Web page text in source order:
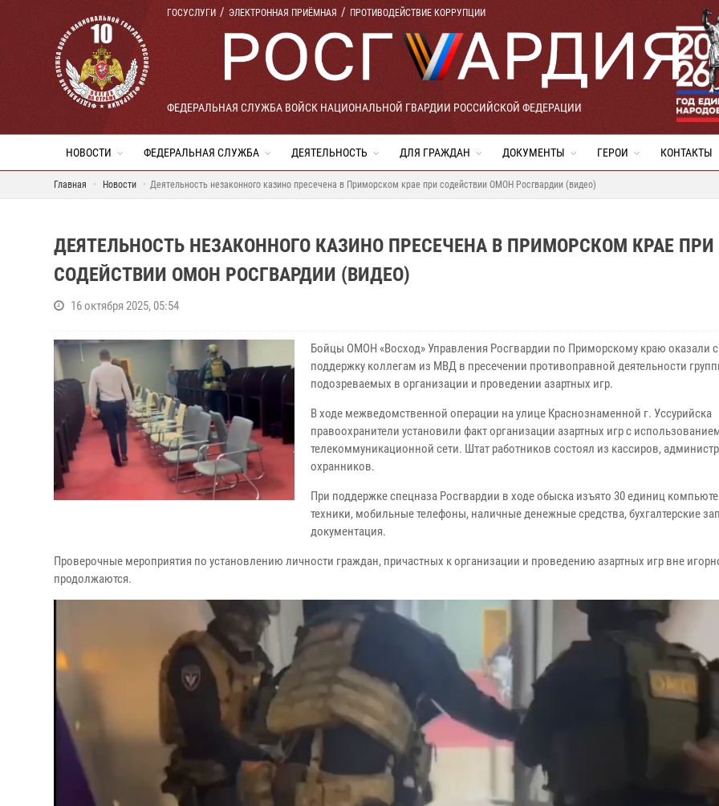
ГОСУСЛУГИ ЭЛЕКТРОННАЯ ПРИЁМНАЯ ПРОТИВОДЕЙСТВИЕ КОРРУПЦИИ
ФЕДЕРАЛЬНАЯ СЛУЖБА ВОЙСК НАЦИОНАЛЬНОЙ ГВАРДИИ РОССИЙСКОЙ ФЕДЕРАЦИИ
НОВОСТИ ФЕДЕРАЛЬНАЯ СЛУЖБА ДЕЯТЕЛЬНОСТЬ ДЛЯ ГРАЖДАН ДОКУМЕНТЫ ГЕРОИ КОНТАКТЫ
Главная Новости Деятельность незаконного казино пресечена в Приморском крае при содействии ОМОН Росгвардии (видео)
ДЕЯТЕЛЬНОСТЬ НЕЗАКОННОГО КАЗИНО ПРЕСЕЧЕНА В ПРИМОРСКОМ КРАЕ ПРИ
СОДЕЙСТВИИ ОМОН РОСГВАРДИИ (ВИДЕО)
16 октября 2025, 05:54
Бойцы ОМОН «Восход» Управления Росгвардии по Приморскому краю оказали
поддержку коллегам из МВД в пресечении противоправной деятельности
подозреваемых в организации и проведении азартных игр.
В ходе межведомственной операции на улице Краснознаменной г. Уссурийска
правоохранители установили факт организации азартных игр с
телекоммуникационной сети. Штат работников состоял из кассиров,
охранников.
При поддержке спецназа Росгвардии в ходе обыска изъято 30 единиц
техники, мобильные телефоны, наличные денежные средства, бухгалтерские
документация.
Проверочные мероприятия по установлению личности граждан, причастных к организации и проведению азартных игр вне
продолжаются.